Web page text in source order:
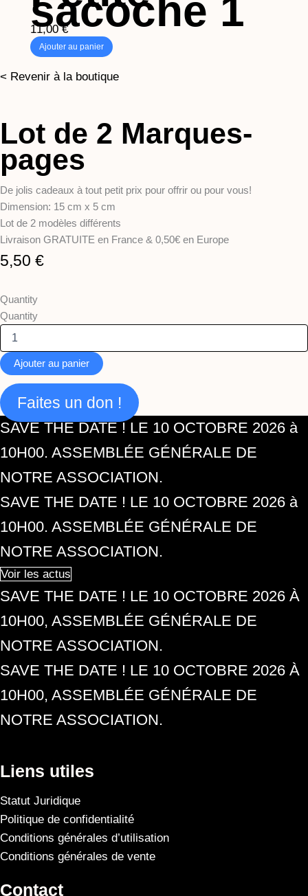
sacoche 1
11,00€
Ajouter au panier
< Revenir à la boutique
Lot de 2 Marques-
pages
De jolis cadeaux à tout petit prix pour offrir ou pour vous!
Dimension: 15 cm x 5 cm
Lot de 2 modèles différents
Livraison GRATUITE en France & 0,50€ en Europe
5,50 €
Quantity
Quantity
Ajouter au panier
Faites un don !
SAVE THE DATE ! LE 10 OCTOBRE 2026 à
10H00. ASSEMBLÉE GÉNÉRALE DE
NOTRE ASSOCIATION.
SAVE THE DATE ! LE 10 OCTOBRE 2026 à
10H00. ASSEMBLÉE GÉNÉRALE DE
NOTRE ASSOCIATION.
Voir les actus
SAVE THE DATE ! LE 10 OCTOBRE 2026 À
10H00, ASSEMBLÉE GÉNÉRALE DE
NOTRE ASSOCIATION.
SAVE THE DATE ! LE 10 OCTOBRE 2026 À
10H00, ASSEMBLÉE GÉNÉRALE DE
NOTRE ASSOCIATION.
Liens utiles
Statut Juridique
Politique de confidentialité
Conditions générales d’utilisation
Conditions générales de vente
Contact